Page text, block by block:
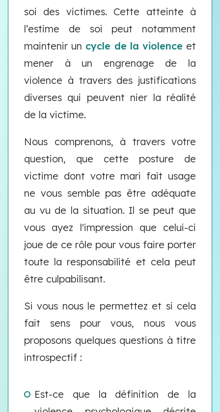
soi des victimes. Cette atteinte à
l’estime de soi peut notamment
maintenir un cycle de la violence et
mener à un engrenage de la
violence à travers des justifications
diverses qui peuvent nier la réalité
de la victime.
Nous comprenons, à travers votre
question, que cette posture de
victime dont votre mari fait usage
ne vous semble pas être adéquate
au vu de la situation. Il se peut que
vous ayez l'impression que celui-ci
joue de ce rôle pour vous faire porter
toute la responsabilité et cela peut
être culpabilisant.
Si vous nous le permettez et si cela
fait sens pour vous, nous vous
proposons quelques questions à titre
introspectif :
Est-ce que la définition de la